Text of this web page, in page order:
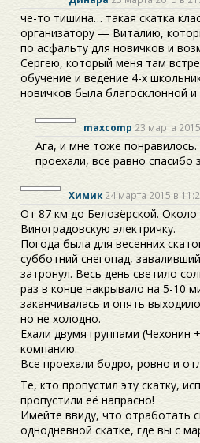
че-то тишина… такая скатка
организатору — Виталию,
по асфальту для новичков и
Сергею, который меня там
обучение и ведение 4-х
новичков была благосклонной
maxcomp 23 марта
Ага, и мне тоже
проехали, все равно
Химик 24 марта 2015 в
От 87 км до Белозёрской.
Виноградовскую электричку.
Погода была для весенних
субботний снегопад,
затронул. Весь день светило
раз в конце накрывало на 5-10
заканчивалась и опять
но не холодно.
Ехали двумя группами (Чехонин
компанию.
Все проехали бодро, ровно и
Те, кто пропустил эту скатку,
пропустили её напрасно!
Имейте ввиду, что отработать
однодневной скатке, где вы с